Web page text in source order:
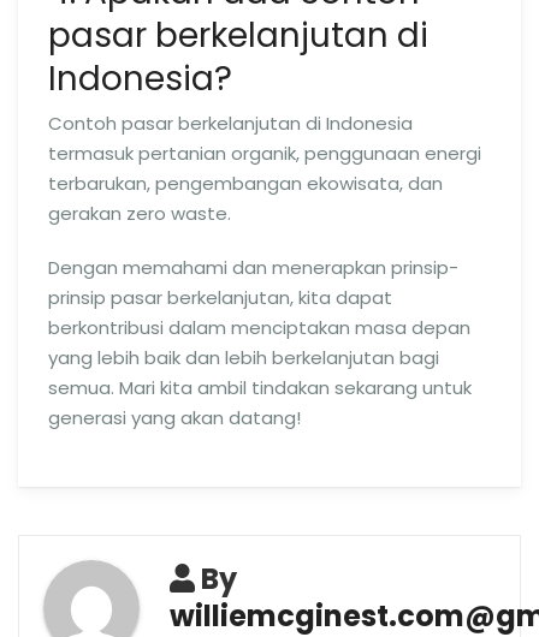
pasar berkelanjutan di
Indonesia?
Contoh pasar berkelanjutan di Indonesia
termasuk pertanian organik, penggunaan energi
terbarukan, pengembangan ekowisata, dan
gerakan zero waste.
Dengan memahami dan menerapkan prinsip-
prinsip pasar berkelanjutan, kita dapat
berkontribusi dalam menciptakan masa depan
yang lebih baik dan lebih berkelanjutan bagi
semua. Mari kita ambil tindakan sekarang untuk
generasi yang akan datang!
By